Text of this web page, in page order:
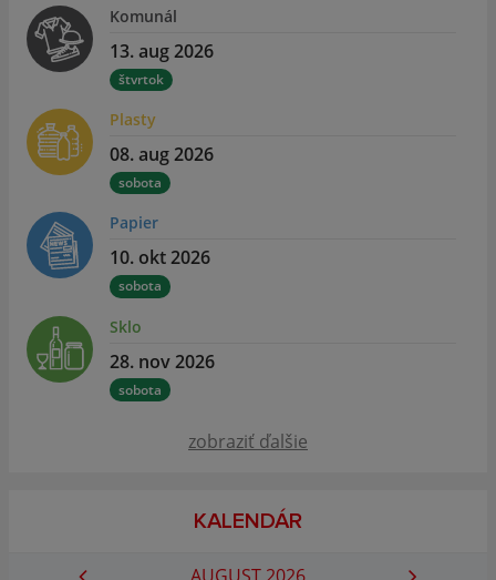
Komunál
13. aug 2026
štvrtok
Plasty
08. aug 2026
sobota
Papier
10. okt 2026
sobota
Sklo
28. nov 2026
sobota
zobraziť ďalšie
KALENDÁR